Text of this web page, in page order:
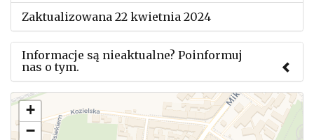
Zaktualizowana 22 kwietnia 2024
Informacje są nieaktualne? Poinformuj
nas o tym.
Użyj tego formularza aby przesłać informację o
zmianach w powyższym mityngu.
+
−